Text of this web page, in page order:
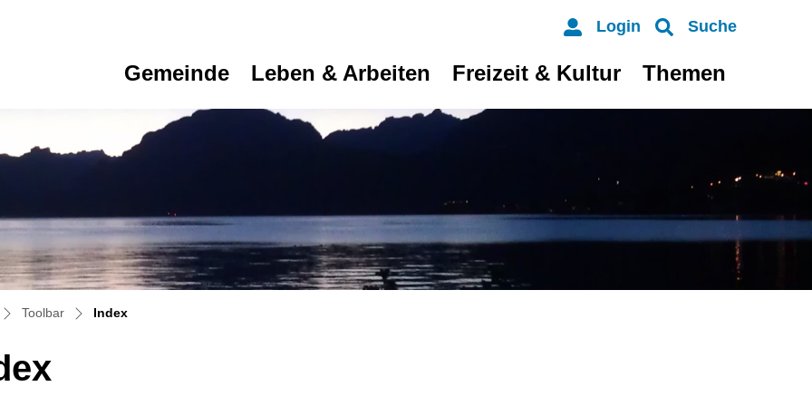
Login Suche
Gemeinde Leben & Arbeiten Freizeit & Kultur Themen
Toolbar Index(ausgewählt)